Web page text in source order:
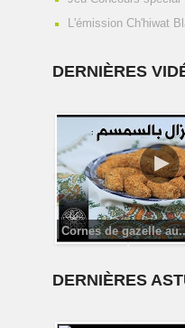
L'émission Ch'hiwat
DERNIÈRES
Cornes de gazelle
DERNIÈRES